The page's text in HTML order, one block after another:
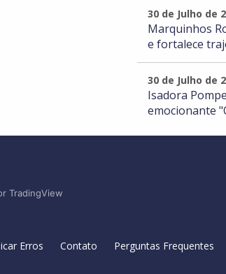
30 de Julho de
Marquinhos
e fortalece
30 de Julho de
Isadora
emocionante
TradingView
Erros Contato Perguntas Frequentes